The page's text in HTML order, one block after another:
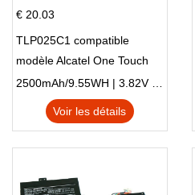
€ 20.03
TLP025C1 compatible
modèle Alcatel One Touch
Pop 4 Plus OT-5056D
2500mAh/9.55WH | 3.82V | Li-ion ...
Voir les détails